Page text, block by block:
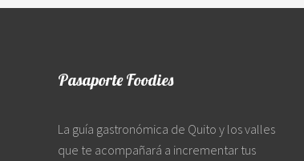
Pasaporte Foodies
La guía gastronómica de Quito y los valles
que te acompañará a incrementar tus